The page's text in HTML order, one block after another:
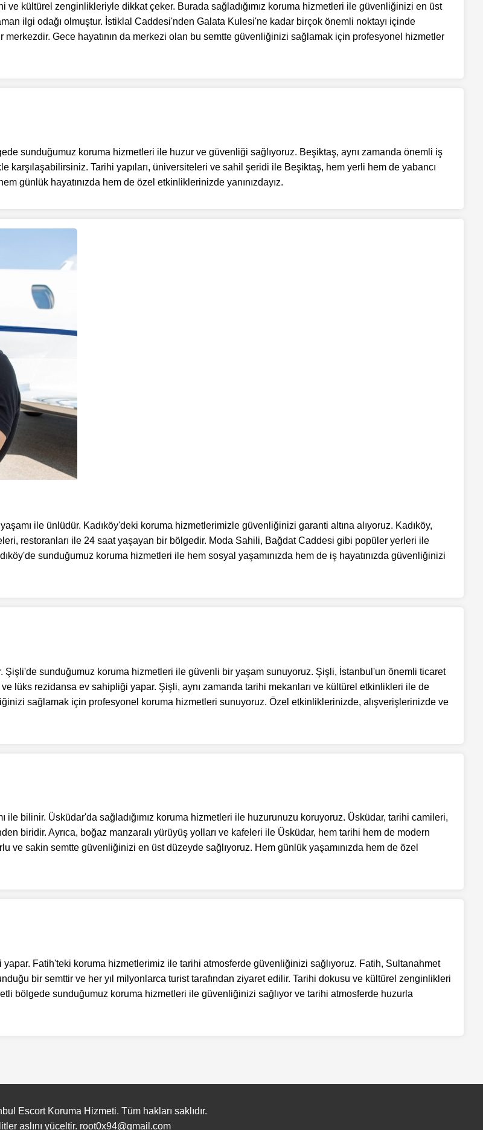
kültürel zenginlikleriyle dikkat çeker. Burada sağladığımız koruma hizmetleri ile güvenliğinizi en üst
ilgi odağı olmuştur. İstiklal Caddesi'nden Galata Kulesi'ne kadar birçok önemli noktayı içinde
Gece hayatının da merkezi olan bu semtte güvenliğinizi sağlamak için profesyonel hizmetler
sunduğumuz koruma hizmetleri ile huzur ve güvenliği sağlıyoruz. Beşiktaş, aynı zamanda önemli iş
Tarihi yapıları, üniversiteleri ve sahil şeridi ile Beşiktaş, hem yerli hem de yabancı
günlük hayatınızda hem de özel etkinliklerinizde yanınızdayız.
ile ünlüdür. Kadıköy'deki koruma hizmetlerimizle güvenliğinizi garanti altına alıyoruz. Kadıköy,
restoranları ile 24 saat yaşayan bir bölgedir. Moda Sahili, Bağdat Caddesi gibi popüler yerleri ile
sunduğumuz koruma hizmetleri ile hem sosyal yaşamınızda hem de iş hayatınızda güvenliğinizi
Şişli'de sunduğumuz koruma hizmetleri ile güvenli bir yaşam sunuyoruz. Şişli, İstanbul'un önemli ticaret
lüks rezidansa ev sahipliği yapar. Şişli, aynı zamanda tarihi mekanları ve kültürel etkinlikleri ile de
sağlamak için profesyonel koruma hizmetleri sunuyoruz. Özel etkinliklerinizde, alışverişlerinizde ve
ile bilinir. Üsküdar'da sağladığımız koruma hizmetleri ile huzurunuzu koruyoruz. Üsküdar, tarihi camileri,
biridir. Ayrıca, boğaz manzaralı yürüyüş yolları ve kafeleri ile Üsküdar, hem tarihi hem de modern
ve sakin semtte güvenliğinizi en üst düzeyde sağlıyoruz. Hem günlük yaşamınızda hem de özel
yapar. Fatih'teki koruma hizmetlerimiz ile tarihi atmosferde güvenliğinizi sağlıyoruz. Fatih, Sultanahmet
bir semttir ve her yıl milyonlarca turist tarafından ziyaret edilir. Tarihi dokusu ve kültürel zenginlikleri
bölgede sunduğumuz koruma hizmetleri ile güvenliğinizi sağlıyor ve tarihi atmosferde huzurla
Escort Koruma Hizmeti. Tüm hakları saklıdır.
aslını yüceltir. root0x94@gmail.com